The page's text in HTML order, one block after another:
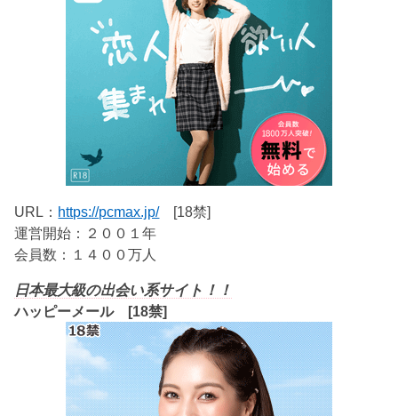
URL： https://pcmax.jp/[18禁]
運営開始：２００１年
会員数：１４００万人
日本最大級の出会い系サイト！！
ハッピーメール [18禁]